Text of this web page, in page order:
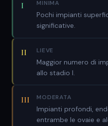
I MINIMA
Pochi impianti
significative.
II LIEVE
Maggior numero di
allo stadio I.
III MODERATA
Impianti profondi,
entrambe le ovaie e